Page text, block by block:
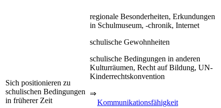
Sich positionieren zu
schulischen Bedingungen
in früherer Zeit
regionale Besonderheiten, Erkundungen
in Schulmuseum, -chronik, Internet
schulische Gewohnheiten
schulische Bedingungen in anderen
Kulturräumen, Recht auf Bildung, UN-
Kinderrechtskonvention
⇒
Kommunikationsfähigkeit